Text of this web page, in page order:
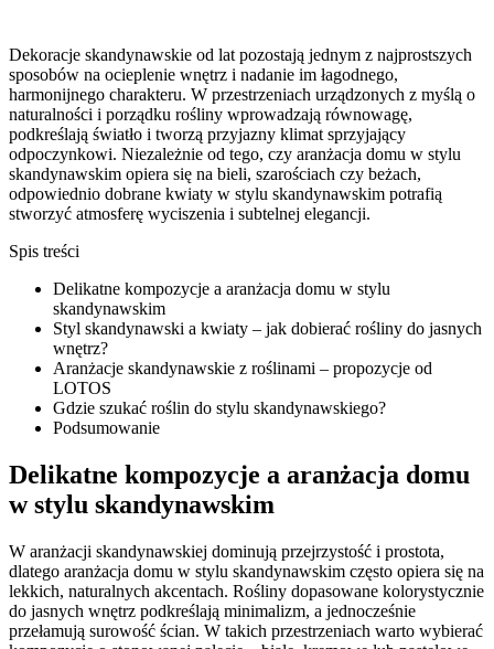
Dekoracje skandynawskie od lat pozostają jednym z najprostszych
sposobów na ocieplenie wnętrz i nadanie im łagodnego,
harmonijnego charakteru. W przestrzeniach urządzonych z myślą o
naturalności i porządku rośliny wprowadzają równowagę,
podkreślają światło i tworzą przyjazny klimat sprzyjający
odpoczynkowi. Niezależnie od tego, czy aranżacja domu w stylu
skandynawskim opiera się na bieli, szarościach czy beżach,
odpowiednio dobrane kwiaty w stylu skandynawskim potrafią
stworzyć atmosferę wyciszenia i subtelnej elegancji.
Spis treści
Delikatne kompozycje a aranżacja domu w stylu
skandynawskim
Styl skandynawski a kwiaty – jak dobierać rośliny do jasnych
wnętrz?
Aranżacje skandynawskie z roślinami – propozycje od
LOTOS
Gdzie szukać roślin do stylu skandynawskiego?
Podsumowanie
Delikatne kompozycje a aranżacja domu
w stylu skandynawskim
W aranżacji skandynawskiej dominują przejrzystość i prostota,
dlatego aranżacja domu w stylu skandynawskim często opiera się na
lekkich, naturalnych akcentach. Rośliny dopasowane kolorystycznie
do jasnych wnętrz podkreślają minimalizm, a jednocześnie
przełamują surowość ścian. W takich przestrzeniach warto wybierać